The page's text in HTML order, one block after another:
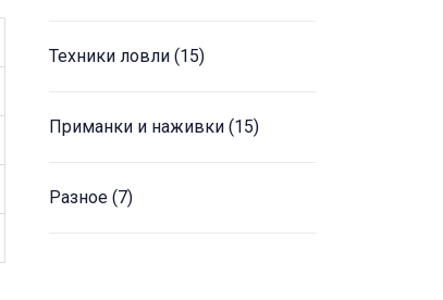
Техники ловли (15)
Приманки и наживки (15)
Разное (7)